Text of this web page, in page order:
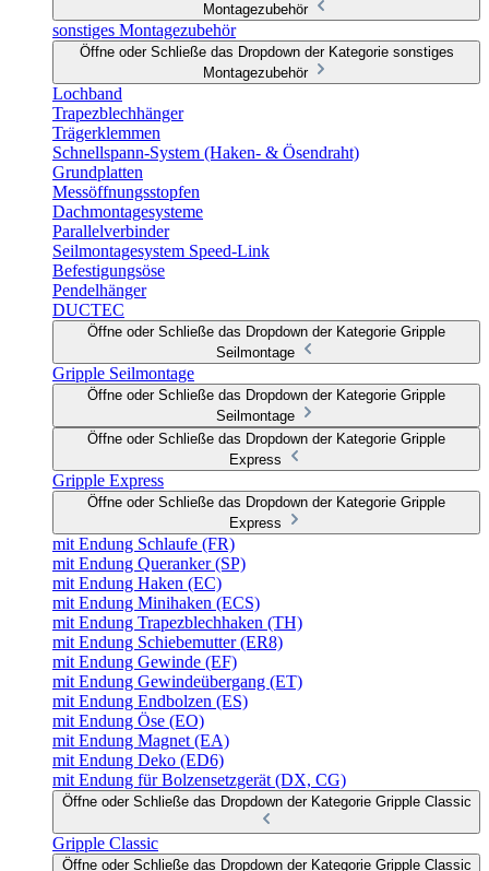
Montagezubehör
sonstiges Montagezubehör
Öffne oder Schließe das Dropdown der Kategorie sonstiges
Montagezubehör
Lochband
Trapezblechhänger
Trägerklemmen
Schnellspann-System (Haken- & Ösendraht)
Grundplatten
Messöffnungsstopfen
Dachmontagesysteme
Parallelverbinder
Seilmontagesystem Speed-Link
Befestigungsöse
Pendelhänger
DUCTEC
Öffne oder Schließe das Dropdown der Kategorie Gripple
Seilmontage
Gripple Seilmontage
Öffne oder Schließe das Dropdown der Kategorie Gripple
Seilmontage
Öffne oder Schließe das Dropdown der Kategorie Gripple
Express
Gripple Express
Öffne oder Schließe das Dropdown der Kategorie Gripple
Express
mit Endung Schlaufe (FR)
mit Endung Queranker (SP)
mit Endung Haken (EC)
mit Endung Minihaken (ECS)
mit Endung Trapezblechhaken (TH)
mit Endung Schiebemutter (ER8)
mit Endung Gewinde (EF)
mit Endung Gewindeübergang (ET)
mit Endung Endbolzen (ES)
mit Endung Öse (EO)
mit Endung Magnet (EA)
mit Endung Deko (ED6)
mit Endung für Bolzensetzgerät (DX, CG)
Öffne oder Schließe das Dropdown der Kategorie Gripple Classic
Gripple Classic
Öffne oder Schließe das Dropdown der Kategorie Gripple Classic